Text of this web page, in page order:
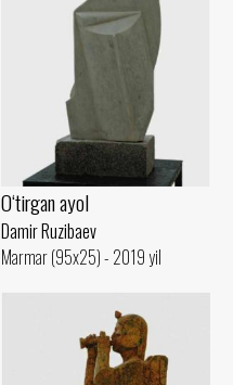
O‘tirgan ayol
Damir Ruzibaev
Marmar (95x25) - 2019 yil